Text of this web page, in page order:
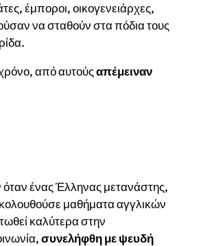
έμποροι, οικογενειάρχες,
να σταθούν στα πόδια τους
από αυτούςαπέμειναν
ένας Έλληνας μετανάστης,
μαθήματα αγγλικών
καλύτερα στην
συνελήφθη με ψευδή